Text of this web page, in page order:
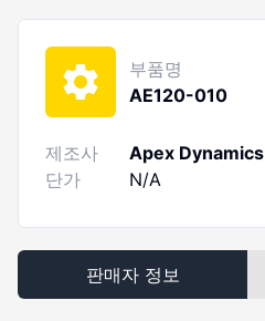
부품명
AE120-010
제조사
Apex Dynamics
단가
N/A
판매자 정보